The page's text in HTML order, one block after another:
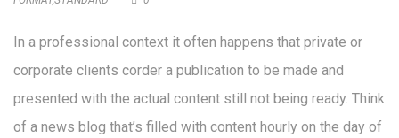
In a professional context it often happens that private or
corporate clients corder a publication to be made and
presented with the actual content still not being ready. Think
of a news blog that’s filled with content hourly on the day of